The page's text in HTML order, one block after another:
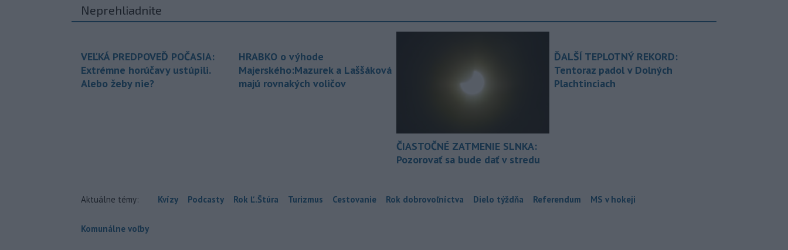
Neprehliadnite
VEĽKÁ PREDPOVEĎ POČASIA:
Extrémne horúčavy ustúpili.
Alebo žeby nie?
HRABKO o výhode
Majerského:Mazurek a Laššáková
majú rovnakých voličov
ČIASTOČNÉ ZATMENIE SLNKA:
Pozorovať sa bude dať v stredu
ĎALŠÍ TEPLOTNÝ REKORD:
Tentoraz padol v Dolných
Plachtinciach
Aktuálne témy: Kvízy Podcasty Rok Ľ.Štúra Turizmus Cestovanie Rok dobrovoľníctva Dielo týždňa Referendum MS v hokeji
Komunálne voľby